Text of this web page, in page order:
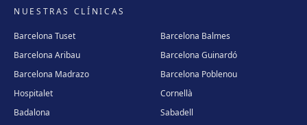
NUESTRAS CLÍNICAS
Barcelona Tuset
Barcelona Balmes
Barcelona Aribau
Barcelona Guinardó
Barcelona Madrazo
Barcelona Poblenou
Hospitalet
Cornellà
Badalona
Sabadell